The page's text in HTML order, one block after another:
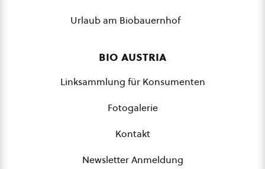
Urlaub am Biobauernhof
bio austria
Linksammlung für Konsumenten
Fotogalerie
Kontakt
Newsletter Anmeldung